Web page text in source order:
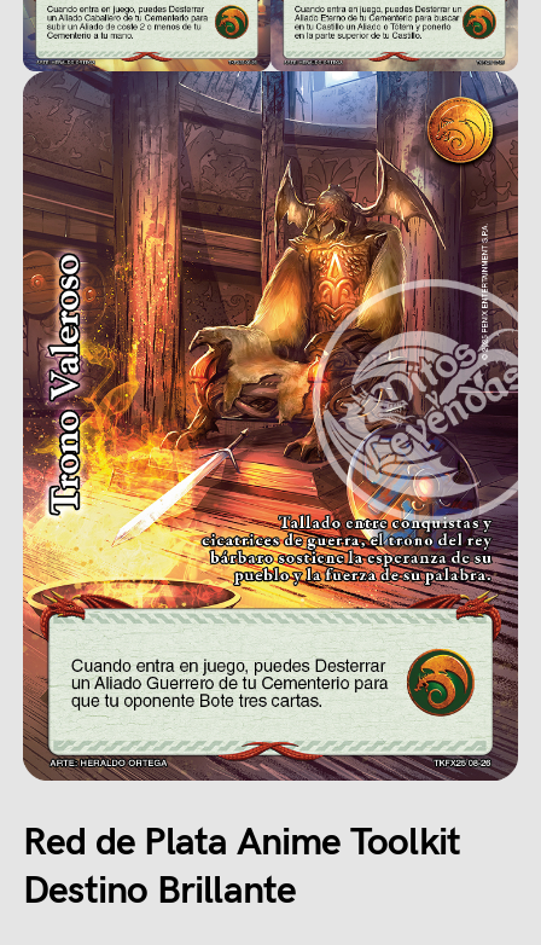
Red de Plata Anime Toolkit
Destino Brillante